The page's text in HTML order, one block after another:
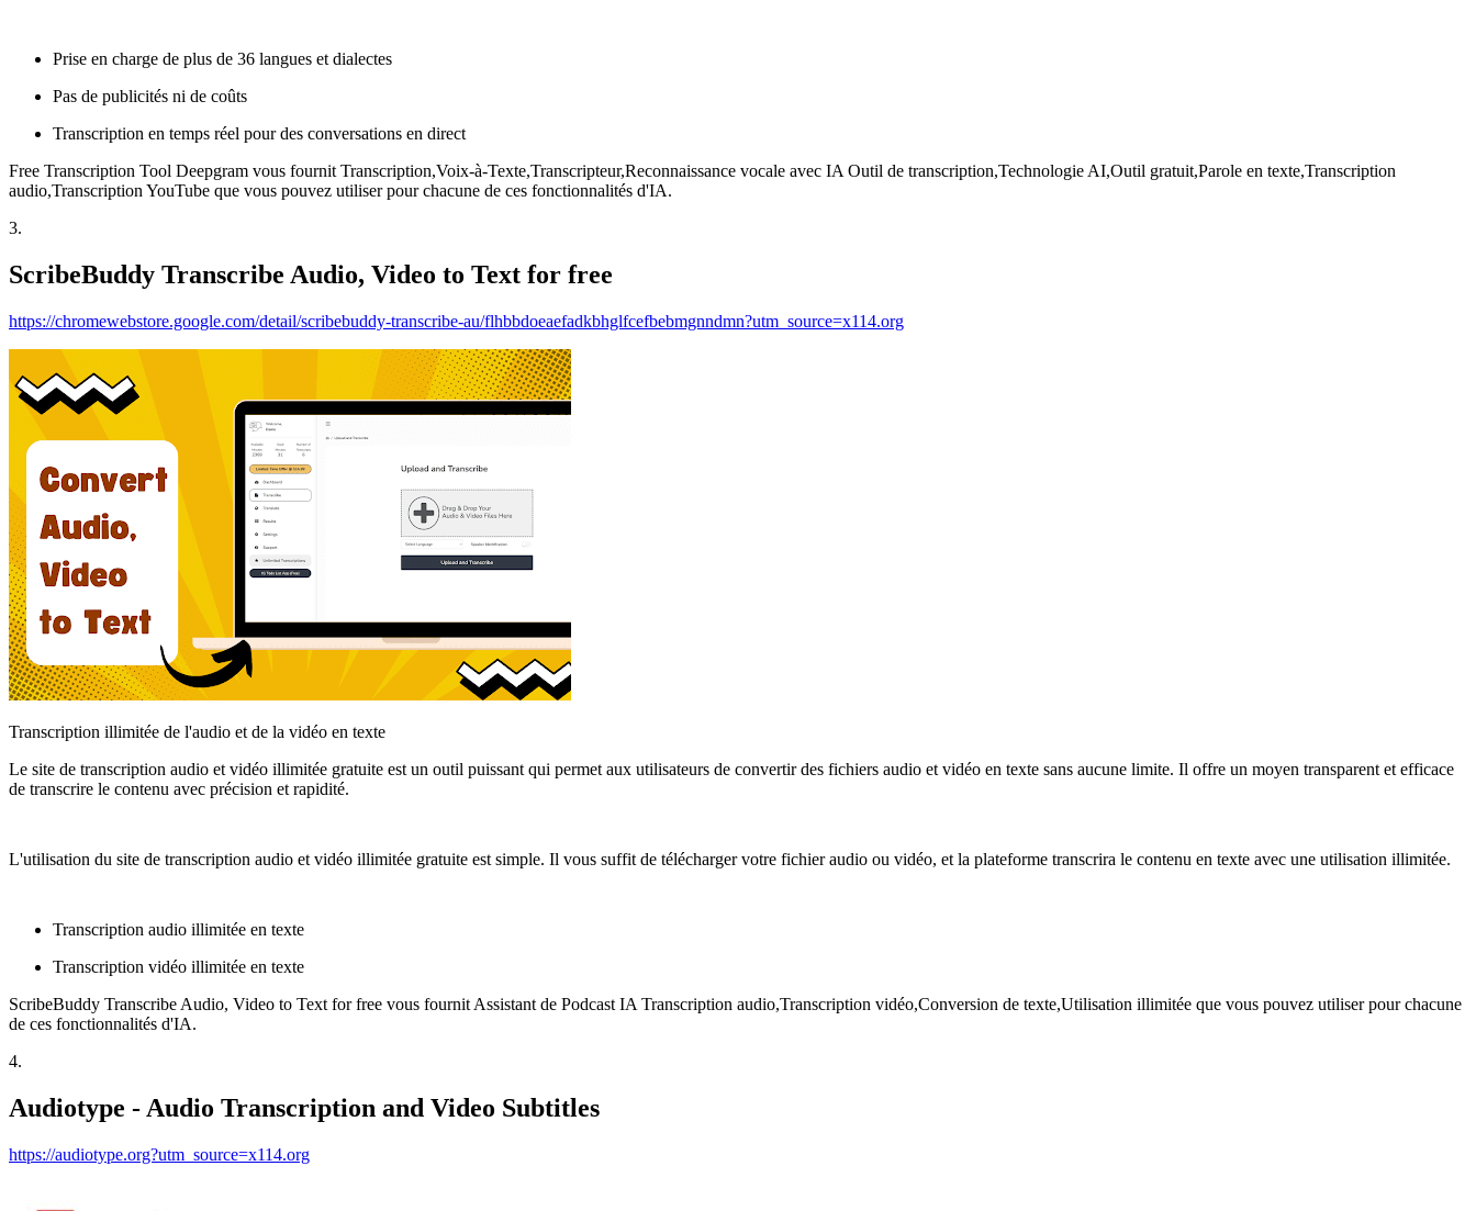
Prise en charge de plus de 36 langues et dialectes
Pas de publicités ni de coûts
Transcription en temps réel pour des conversations en direct
Free Transcription Tool Deepgram vous fournit Transcription,Voix-à-Texte,Transcripteur,Reconnaissance vocale avec IA Outil de transcription,Technologie AI,Outil gratuit,Parole en texte,Transcription
audio,Transcription YouTube que vous pouvez utiliser pour chacune de ces fonctionnalités d'IA.
3.
ScribeBuddy Transcribe Audio, Video to Text for free
https://chromewebstore.google.com/detail/scribebuddy-transcribe-au/flhbbdoeaefadkbhglfcefbebmgnndmn?utm_source=x114.org
Transcription illimitée de l'audio et de la vidéo en texte
Le site de transcription audio et vidéo illimitée gratuite est un outil puissant qui permet aux utilisateurs de convertir des fichiers audio et vidéo en texte sans aucune limite. Il offre un moyen transparent et efficace
de transcrire le contenu avec précision et rapidité.
L'utilisation du site de transcription audio et vidéo illimitée gratuite est simple. Il vous suffit de télécharger votre fichier audio ou vidéo, et la plateforme transcrira le contenu en texte avec une utilisation illimitée.
Transcription audio illimitée en texte
Transcription vidéo illimitée en texte
ScribeBuddy Transcribe Audio, Video to Text for free vous fournit Assistant de Podcast IA Transcription audio,Transcription vidéo,Conversion de texte,Utilisation illimitée que vous pouvez utiliser pour chacune
de ces fonctionnalités d'IA.
4.
Audiotype - Audio Transcription and Video Subtitles
https://audiotype.org?utm_source=x114.org